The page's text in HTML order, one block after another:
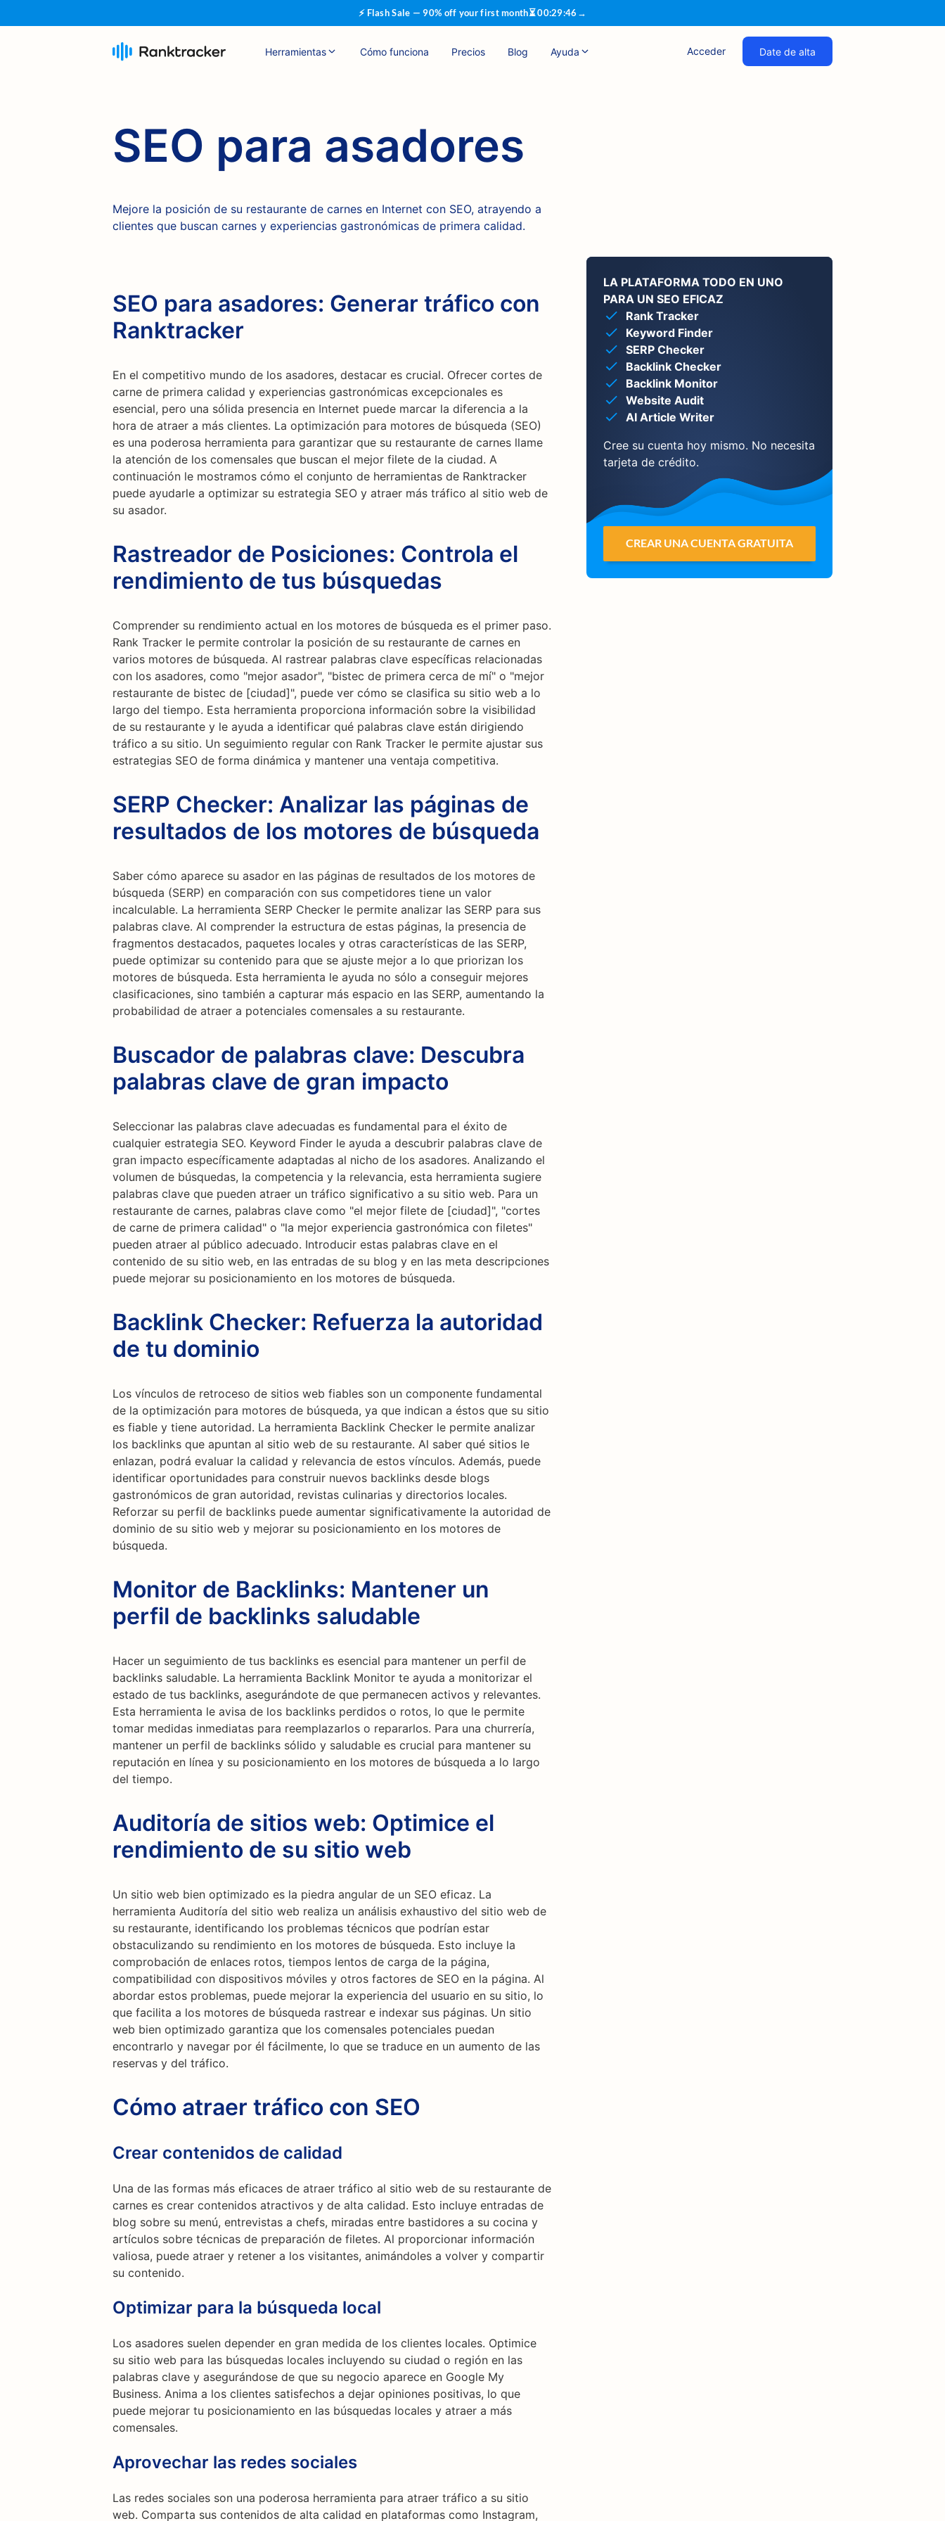
⚡ Flash Sale — 90% off your first month⏳00:29:45 →
Herramientas Cómo funciona Precios Blog Ayuda Acceder Date de alta
SEO para asadores
Mejore la posición de su restaurante de carnes en Internet con SEO, atrayendo a
clientes que buscan carnes y experiencias gastronómicas de primera calidad.
SEO para asadores: Generar tráfico con
Ranktracker
En el competitivo mundo de los asadores, destacar es crucial. Ofrecer cortes de
carne de primera calidad y experiencias gastronómicas excepcionales es
esencial, pero una sólida presencia en Internet puede marcar la diferencia a la
hora de atraer a más clientes. La optimización para motores de búsqueda (SEO)
es una poderosa herramienta para garantizar que su restaurante de carnes llame
la atención de los comensales que buscan el mejor filete de la ciudad. A
continuación le mostramos cómo el conjunto de herramientas de Ranktracker
puede ayudarle a optimizar su estrategia SEO y atraer más tráfico al sitio web de
su asador.
Rastreador de Posiciones: Controla el
rendimiento de tus búsquedas
Comprender su rendimiento actual en los motores de búsqueda es el primer paso.
Rank Tracker le permite controlar la posición de su restaurante de carnes en
varios motores de búsqueda. Al rastrear palabras clave específicas relacionadas
con los asadores, como "mejor asador", "bistec de primera cerca de mí" o "mejor
restaurante de bistec de [ciudad]", puede ver cómo se clasifica su sitio web a lo
largo del tiempo. Esta herramienta proporciona información sobre la visibilidad
de su restaurante y le ayuda a identificar qué palabras clave están dirigiendo
tráfico a su sitio. Un seguimiento regular con Rank Tracker le permite ajustar sus
estrategias SEO de forma dinámica y mantener una ventaja competitiva.
SERP Checker: Analizar las páginas de
resultados de los motores de búsqueda
Saber cómo aparece su asador en las páginas de resultados de los motores de
búsqueda (SERP) en comparación con sus competidores tiene un valor
incalculable. La herramienta SERP Checker le permite analizar las SERP para sus
palabras clave. Al comprender la estructura de estas páginas, la presencia de
fragmentos destacados, paquetes locales y otras características de las SERP,
puede optimizar su contenido para que se ajuste mejor a lo que priorizan los
motores de búsqueda. Esta herramienta le ayuda no sólo a conseguir mejores
clasificaciones, sino también a capturar más espacio en las SERP, aumentando la
probabilidad de atraer a potenciales comensales a su restaurante.
Buscador de palabras clave: Descubra
palabras clave de gran impacto
Seleccionar las palabras clave adecuadas es fundamental para el éxito de
cualquier estrategia SEO. Keyword Finder le ayuda a descubrir palabras clave de
gran impacto específicamente adaptadas al nicho de los asadores. Analizando el
volumen de búsquedas, la competencia y la relevancia, esta herramienta sugiere
palabras clave que pueden atraer un tráfico significativo a su sitio web. Para un
restaurante de carnes, palabras clave como "el mejor filete de [ciudad]", "cortes
de carne de primera calidad" o "la mejor experiencia gastronómica con filetes"
pueden atraer al público adecuado. Introducir estas palabras clave en el
contenido de su sitio web, en las entradas de su blog y en las meta descripciones
puede mejorar su posicionamiento en los motores de búsqueda.
Backlink Checker: Refuerza la autoridad
de tu dominio
Los vínculos de retroceso de sitios web fiables son un componente fundamental
de la optimización para motores de búsqueda, ya que indican a éstos que su sitio
es fiable y tiene autoridad. La herramienta Backlink Checker le permite analizar
los backlinks que apuntan al sitio web de su restaurante. Al saber qué sitios le
enlazan, podrá evaluar la calidad y relevancia de estos vínculos. Además, puede
identificar oportunidades para construir nuevos backlinks desde blogs
gastronómicos de gran autoridad, revistas culinarias y directorios locales.
Reforzar su perfil de backlinks puede aumentar significativamente la autoridad de
dominio de su sitio web y mejorar su posicionamiento en los motores de
búsqueda.
Monitor de Backlinks: Mantener un
perfil de backlinks saludable
Hacer un seguimiento de tus backlinks es esencial para mantener un perfil de
backlinks saludable. La herramienta Backlink Monitor te ayuda a monitorizar el
estado de tus backlinks, asegurándote de que permanecen activos y relevantes.
Esta herramienta le avisa de los backlinks perdidos o rotos, lo que le permite
tomar medidas inmediatas para reemplazarlos o repararlos. Para una churrería,
mantener un perfil de backlinks sólido y saludable es crucial para mantener su
reputación en línea y su posicionamiento en los motores de búsqueda a lo largo
del tiempo.
Auditoría de sitios web: Optimice el
rendimiento de su sitio web
Un sitio web bien optimizado es la piedra angular de un SEO eficaz. La
herramienta Auditoría del sitio web realiza un análisis exhaustivo del sitio web de
su restaurante, identificando los problemas técnicos que podrían estar
obstaculizando su rendimiento en los motores de búsqueda. Esto incluye la
comprobación de enlaces rotos, tiempos lentos de carga de la página,
compatibilidad con dispositivos móviles y otros factores de SEO en la página. Al
abordar estos problemas, puede mejorar la experiencia del usuario en su sitio, lo
que facilita a los motores de búsqueda rastrear e indexar sus páginas. Un sitio
web bien optimizado garantiza que los comensales potenciales puedan
encontrarlo y navegar por él fácilmente, lo que se traduce en un aumento de las
reservas y del tráfico.
Cómo atraer tráfico con SEO
Crear contenidos de calidad
Una de las formas más eficaces de atraer tráfico al sitio web de su restaurante de
carnes es crear contenidos atractivos y de alta calidad. Esto incluye entradas de
blog sobre su menú, entrevistas a chefs, miradas entre bastidores a su cocina y
artículos sobre técnicas de preparación de filetes. Al proporcionar información
valiosa, puede atraer y retener a los visitantes, animándoles a volver y compartir
su contenido.
Optimizar para la búsqueda local
Los asadores suelen depender en gran medida de los clientes locales. Optimice
su sitio web para las búsquedas locales incluyendo su ciudad o región en las
palabras clave y asegurándose de que su negocio aparece en Google My
Business. Anima a los clientes satisfechos a dejar opiniones positivas, lo que
puede mejorar tu posicionamiento en las búsquedas locales y atraer a más
comensales.
Aprovechar las redes sociales
Las redes sociales son una poderosa herramienta para atraer tráfico a su sitio
web. Comparta sus contenidos de alta calidad en plataformas como Instagram,
LA PLATAFORMA TODO EN UNO
PARA UN SEO EFICAZ
Rank Tracker
Keyword Finder
SERP Checker
Backlink Checker
Backlink Monitor
Website Audit
AI Article Writer
Cree su cuenta hoy mismo. No necesita
tarjeta de crédito.
CREAR UNA CUENTA GRATUITA